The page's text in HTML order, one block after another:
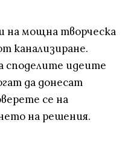
на мощна творческа
канализиране.
споделите идеите
да донесат
се на
на решения.